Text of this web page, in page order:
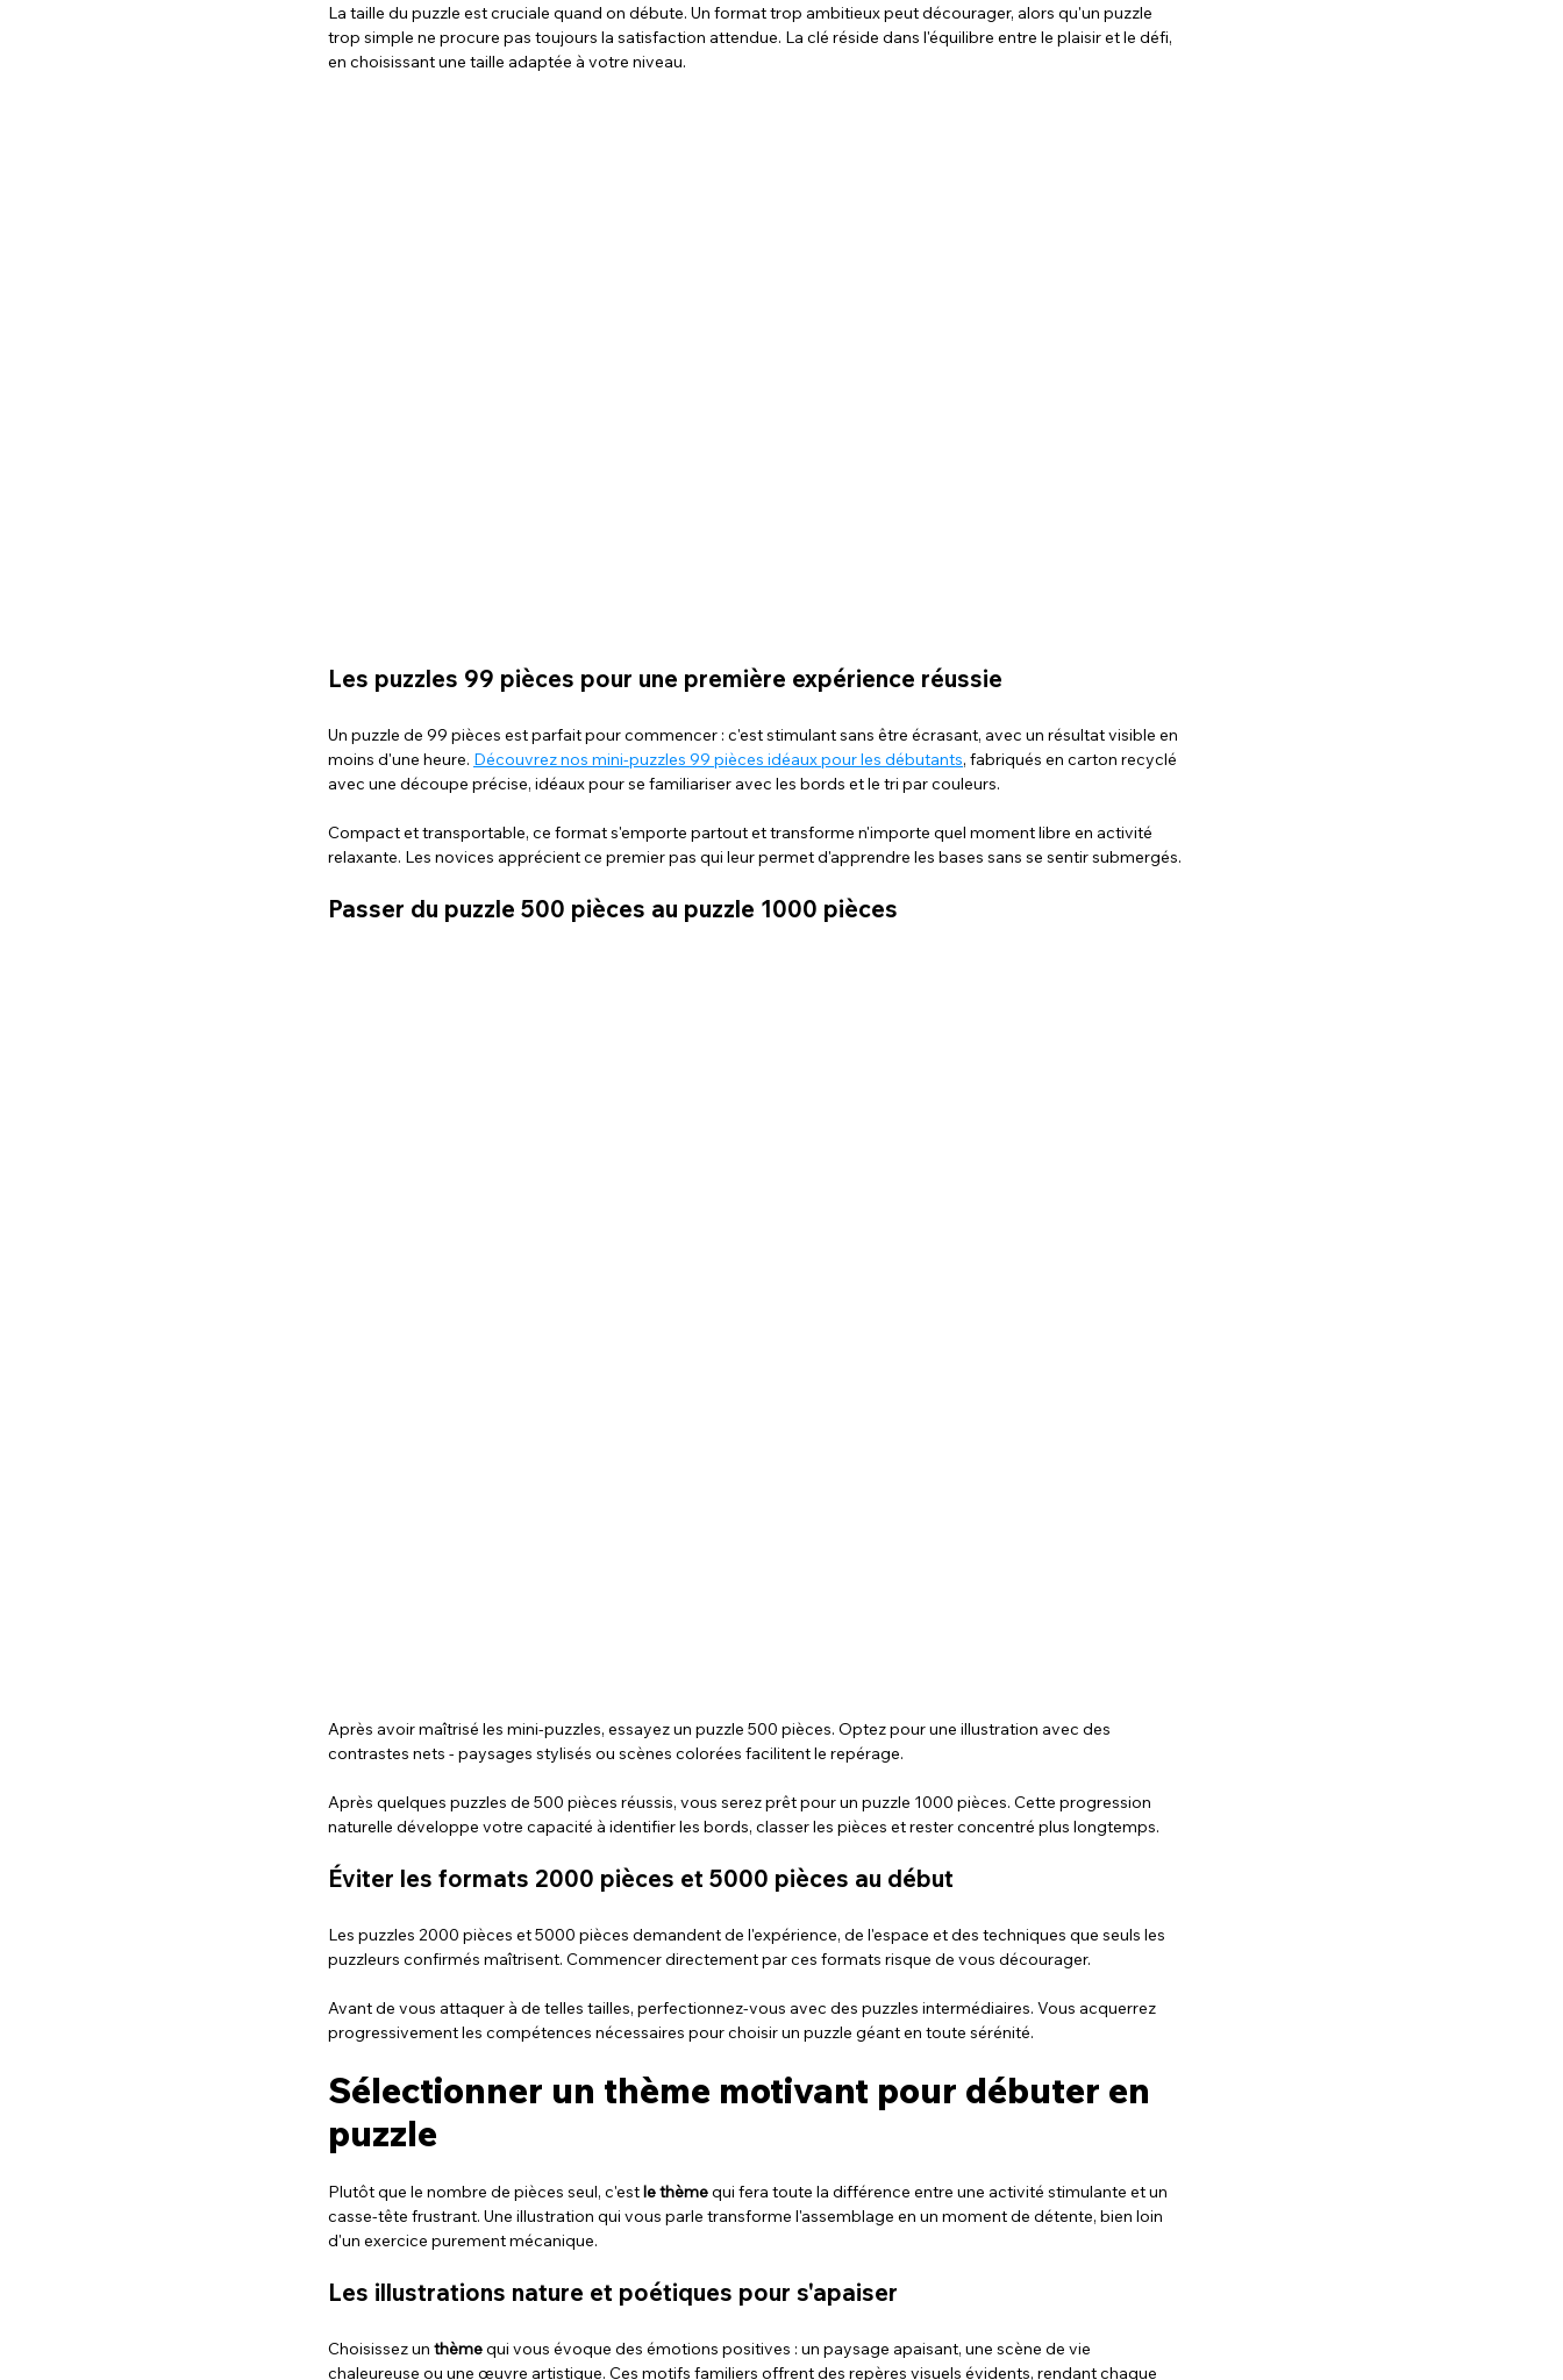
La taille du puzzle est cruciale quand on débute. Un format trop ambitieux peut décourager, alors qu'un puzzle
trop simple ne procure pas toujours la satisfaction attendue. La clé réside dans l'équilibre entre le plaisir et le défi,
en choisissant une taille adaptée à votre niveau.
Les puzzles 99 pièces pour une première expérience réussie
Un puzzle de 99 pièces est parfait pour commencer : c'est stimulant sans être écrasant, avec un résultat visible en
moins d'une heure. Découvrez nos mini-puzzles 99 pièces idéaux pour les débutants, fabriqués en carton recyclé
avec une découpe précise, idéaux pour se familiariser avec les bords et le tri par couleurs.
Compact et transportable, ce format s'emporte partout et transforme n'importe quel moment libre en activité
relaxante. Les novices apprécient ce premier pas qui leur permet d'apprendre les bases sans se sentir submergés.
Passer du puzzle 500 pièces au puzzle 1000 pièces
Après avoir maîtrisé les mini-puzzles, essayez un puzzle 500 pièces. Optez pour une illustration avec des
contrastes nets - paysages stylisés ou scènes colorées facilitent le repérage.
Après quelques puzzles de 500 pièces réussis, vous serez prêt pour un puzzle 1000 pièces. Cette progression
naturelle développe votre capacité à identifier les bords, classer les pièces et rester concentré plus longtemps.
Éviter les formats 2000 pièces et 5000 pièces au début
Les puzzles 2000 pièces et 5000 pièces demandent de l'expérience, de l'espace et des techniques que seuls les
puzzleurs confirmés maîtrisent. Commencer directement par ces formats risque de vous décourager.
Avant de vous attaquer à de telles tailles, perfectionnez-vous avec des puzzles intermédiaires. Vous acquerrez
progressivement les compétences nécessaires pour choisir un puzzle géant en toute sérénité.
Sélectionner un thème motivant pour débuter en
puzzle
Plutôt que le nombre de pièces seul, c'est le thème qui fera toute la différence entre une activité stimulante et un
casse-tête frustrant. Une illustration qui vous parle transforme l'assemblage en un moment de détente, bien loin
d'un exercice purement mécanique.
Les illustrations nature et poétiques pour s'apaiser
Choisissez un thème qui vous évoque des émotions positives : un paysage apaisant, une scène de vie
chaleureuse ou une œuvre artistique. Ces motifs familiers offrent des repères visuels évidents, rendant chaque